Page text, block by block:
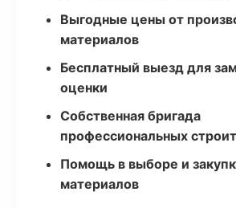
Выгодные цены от
материалов
Бесплатный выезд для
оценки
Собственная бригада
профессиональных
Помощь в выборе и
материалов